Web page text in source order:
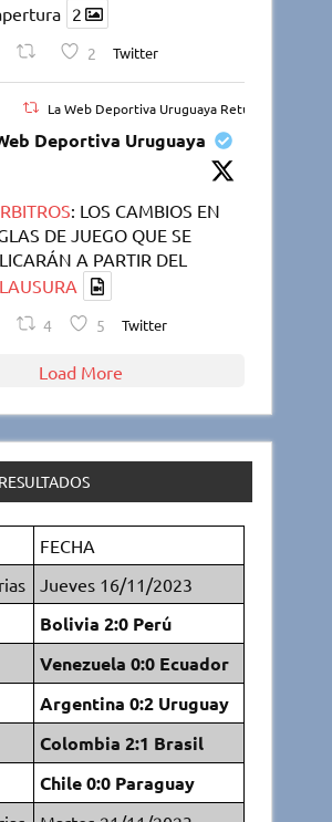
2
2 Twitter
La Web Deportiva Uruguaya Retuiteado
Deportiva Uruguaya
: LOS CAMBIOS EN
DE JUEGO QUE SE
A PARTIR DEL
4 5 Twitter
Load More
FECHA
Jueves 16/11/2023
Bolivia 2:0 Perú
Venezuela 0:0 Ecuador
Argentina 0:2 Uruguay
Colombia 2:1 Brasil
Chile 0:0 Paraguay